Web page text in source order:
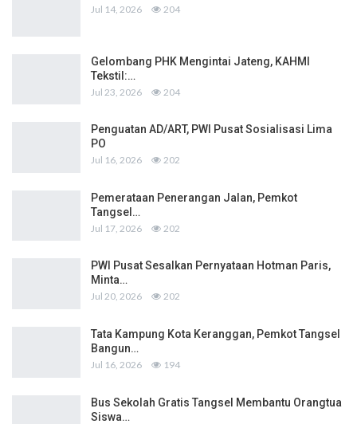
Jul 14, 2026 204
Gelombang PHK Mengintai Jateng, KAHMI
Tekstil:…
Jul 23, 2026 204
Penguatan AD/ART, PWI Pusat Sosialisasi Lima
PO
Jul 16, 2026 202
Pemerataan Penerangan Jalan, Pemkot
Tangsel…
Jul 17, 2026 202
PWI Pusat Sesalkan Pernyataan Hotman Paris,
Minta…
Jul 20, 2026 202
Tata Kampung Kota Keranggan, Pemkot Tangsel
Bangun…
Jul 16, 2026 194
Bus Sekolah Gratis Tangsel Membantu Orangtua
Siswa…